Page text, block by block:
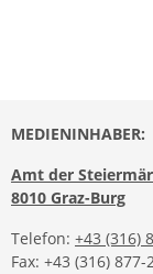
MEDIENINHABER:
Amt der
8010 Graz-Burg
Telefon: +43 (316)
Fax: +43 (316) 877-